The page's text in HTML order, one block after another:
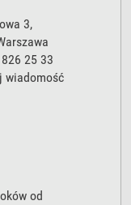
3,
25 33
wiadomość
od